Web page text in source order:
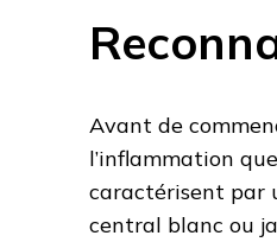
Avant de
l’inflammation
caractérisent par
central blanc ou